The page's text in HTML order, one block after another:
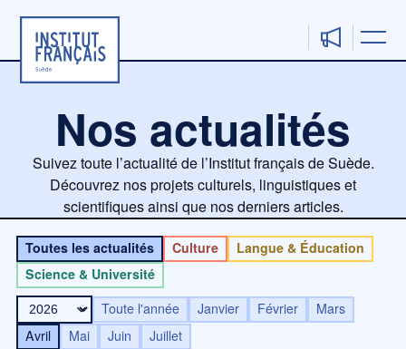
contenu
Nos actualités
Suivez toute l’actualité de l’Institut français de Suède.
Découvrez nos projets culturels, linguistiques et
scientifiques ainsi que nos derniers articles.
Toutes les actualités Culture
Langue & Éducation
Science & Université
Toute l'année
Janvier Février
Mars
Avril
Mai Juin Juillet